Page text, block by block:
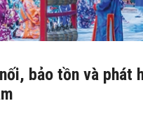
bảo tồn và phát